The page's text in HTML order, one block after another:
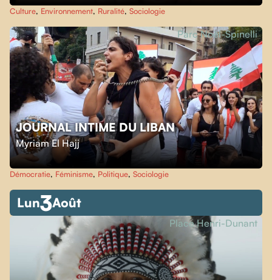
Culture, Environnement, Ruralité, Sociologie
JOURNAL INTIME DU LIBAN
Myriam El Hajj
Parc Noël-Spinelli
Démocratie, Féminisme, Politique, Sociologie
Lun3Août
Place Henri-Dunant